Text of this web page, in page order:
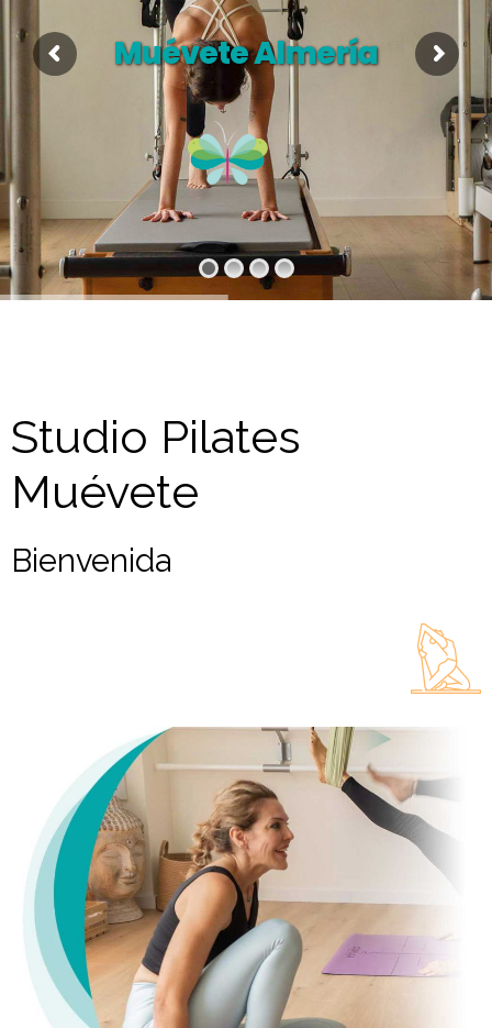
Muévete Almería
Studio Pilates
Muévete
Bienvenida